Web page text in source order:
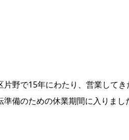
片野で15年にわたり、営業して
準備のための休業期間に入りまし